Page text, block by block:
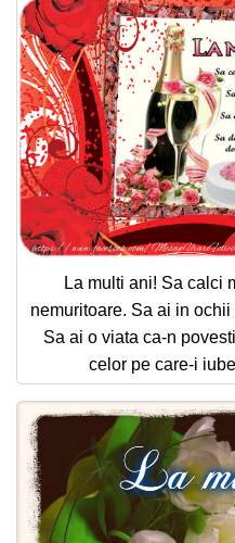
La multi ani! Sa calci
nemuritoare. Sa ai in
Sa ai o viata ca-n
celor pe care-i